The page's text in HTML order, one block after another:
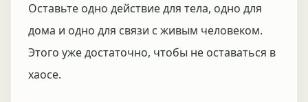
Оставьте одно действие для тела, одно для
дома и одно для связи с живым человеком.
Этого уже достаточно, чтобы не оставаться в
хаосе.